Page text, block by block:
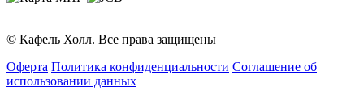
© Кафель Холл. Все права защищены
Оферта Политика конфиденциальности Соглашение об
использовании данных